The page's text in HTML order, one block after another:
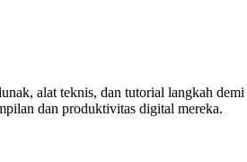
alat teknis, dan tutorial langkah
dan produktivitas digital mereka.